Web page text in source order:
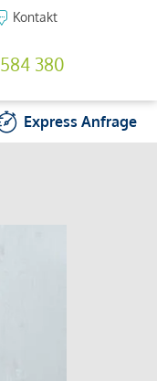
Kontakt
380
ExpressAnfrage